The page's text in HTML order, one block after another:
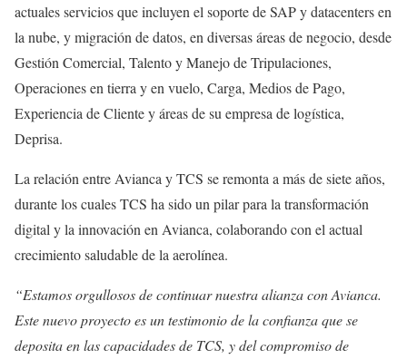
actuales servicios que incluyen el soporte de SAP y datacenters en
la nube, y migración de datos, en diversas áreas de negocio, desde
Gestión Comercial, Talento y Manejo de Tripulaciones,
Operaciones en tierra y en vuelo, Carga, Medios de Pago,
Experiencia de Cliente y áreas de su empresa de logística,
Deprisa.
La relación entre Avianca y TCS se remonta a más de siete años,
durante los cuales TCS ha sido un pilar para la transformación
digital y la innovación en Avianca, colaborando con el actual
crecimiento saludable de la aerolínea.
“Estamos orgullosos de continuar nuestra alianza con Avianca.
Este nuevo proyecto es un testimonio de la confianza que se
deposita en las capacidades de TCS, y del compromiso de